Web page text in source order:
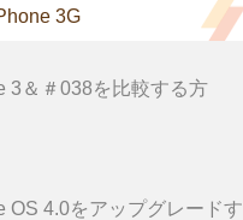
3G
3＆＃038を比較する方
OS 4.0をアップグレードす